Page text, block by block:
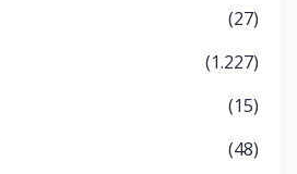
(27)
(1.227)
(15)
(48)